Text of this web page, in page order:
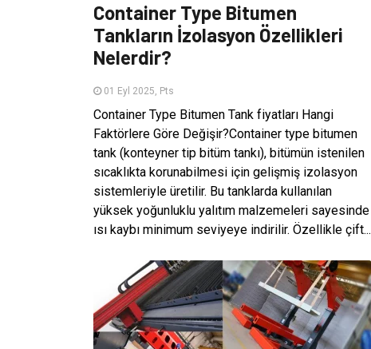
Container Type Bitumen
Tankların İzolasyon Özellikleri
Nelerdir?
01 Eyl 2025, Pts
Container Type Bitumen Tank fiyatları Hangi
Faktörlere Göre Değişir?Container type bitumen
tank (konteyner tip bitüm tankı), bitümün istenilen
sıcaklıkta korunabilmesi için gelişmiş izolasyon
sistemleriyle üretilir. Bu tanklarda kullanılan
yüksek yoğunluklu yalıtım malzemeleri sayesinde
ısı kaybı minimum seviyeye indirilir. Özellikle çift...